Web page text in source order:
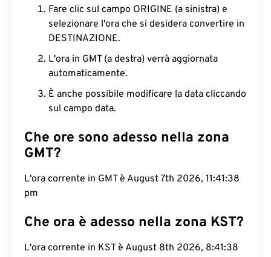
Fare clic sul campo ORIGINE (a sinistra) e
selezionare l'ora che si desidera convertire in
DESTINAZIONE.
L'ora in GMT (a destra) verrà aggiornata
automaticamente.
È anche possibile modificare la data cliccando
sul campo data.
Che ore sono adesso nella zona
GMT?
L'ora corrente in GMT è August 7th 2026, 11:41:39
pm
Che ora è adesso nella zona KST?
L'ora corrente in KST è August 8th 2026, 8:41:39